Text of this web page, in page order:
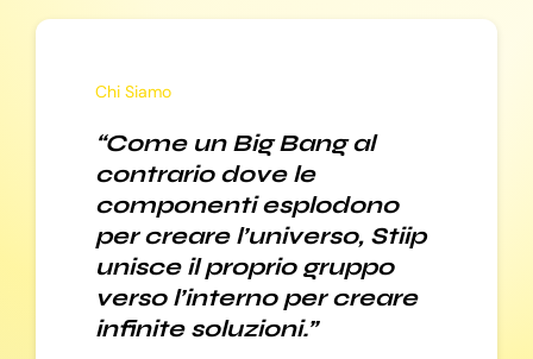
Chi Siamo
“Come un Big Bang al
contrario dove le
componenti esplodono
per creare l’universo, Stiip
unisce il proprio gruppo
verso l’interno per creare
infinite soluzioni.”